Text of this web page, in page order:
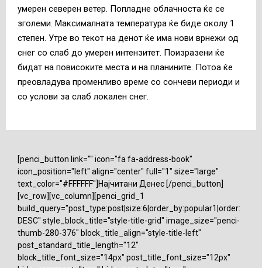
умерен северен ветер. Попладне облачноста ќе се
зголеми. Максималната температура ќе биде околу 1
степен. Утре во текот на денот ќе има нови врнежи од
снег со слаб до умерен интензитет. Поизразени ќе
бидат на повисоките места и на планините. Потоа ќе
преовладува променливо време со сончеви периоди и
со услови за слаб локален снег.
[penci_button link="" icon="fa fa-address-book"
icon_position="left" align="center" full="1" size="large"
text_color="#FFFFFF"]Најчитани Денес [/penci_button]
[vc_row][vc_column][penci_grid_1
build_query="post_type:post|size:6|order_by:popular1|order:
DESC" style_block_title="style-title-grid" image_size="penci-
thumb-280-376" block_title_align="style-title-left"
post_standard_title_length="12"
block_title_font_size="14px" post_title_font_size="12px"